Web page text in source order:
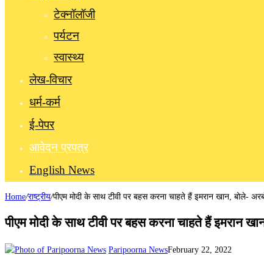
टेक्नॉलॉजी
पर्यटन
स्वास्थ्य
लेख-विचार
धर्म-कर्म
ई-पेपर
आवेदन प्रपत्र
English News
Home/राष्ट्रीय/पीएम मोदी के साथ टीवी पर बहस करना चाहते हैं इमरान खान, बोले-
पीएम मोदी के साथ टीवी पर बहस करना चाहते हैं इमरान
Paripoorna NewsFebruary 22, 2022